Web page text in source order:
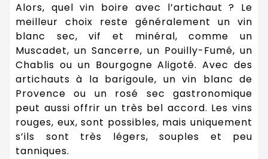
Alors, quel vin boire avec l’artichaut ? Le
meilleur choix reste généralement un vin
blanc sec, vif et minéral, comme un
Muscadet, un Sancerre, un Pouilly-Fumé, un
Chablis ou un Bourgogne Aligoté. Avec des
artichauts à la barigoule, un vin blanc de
Provence ou un rosé sec gastronomique
peut aussi offrir un très bel accord. Les vins
rouges, eux, sont possibles, mais uniquement
s’ils sont très légers, souples et peu
tanniques.